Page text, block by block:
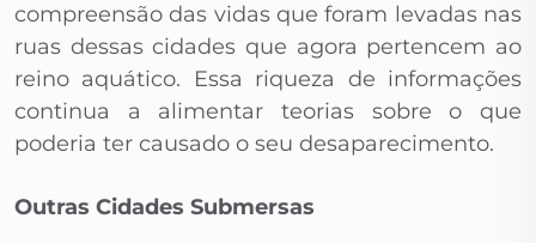
compreensão das vidas que foram levadas nas
ruas dessas cidades que agora pertencem ao
reino aquático. Essa riqueza de informações
continua a alimentar teorias sobre o que
poderia ter causado o seu desaparecimento.
Outras Cidades Submersas